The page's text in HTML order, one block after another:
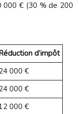
000 € (30 % de 200
d’impôt
000 €
000 €
000 €